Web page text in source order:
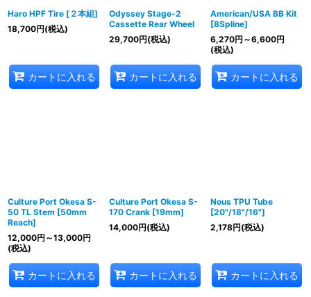
Haro HPF Tire [２本組]
18,700円(税込)
カートに入れる
Odyssey Stage-2
Cassette Rear Wheel
29,700円(税込)
カートに入れる
American/USA BB Kit
[8Spline]
6,270円 ～6,600円
(税込)
カートに入れる
Culture Port Okesa S-
50 TL Stem [50mm
Reach]
12,000円 ～13,000円
(税込)
カートに入れる
Culture Port Okesa S-
170 Crank [19mm]
14,000円(税込)
カートに入れる
Nous TPU Tube
[20"/18"/16"]
2,178円(税込)
カートに入れる